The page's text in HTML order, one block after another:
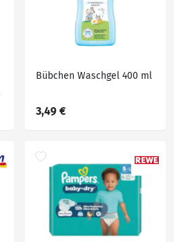
Bübchen Waschgel 400 ml
3,49 €